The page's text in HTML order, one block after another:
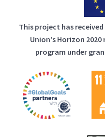
This project has
Union's Horizon
program under